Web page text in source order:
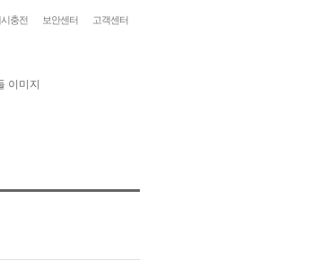
시충전 보안센터 고객센터